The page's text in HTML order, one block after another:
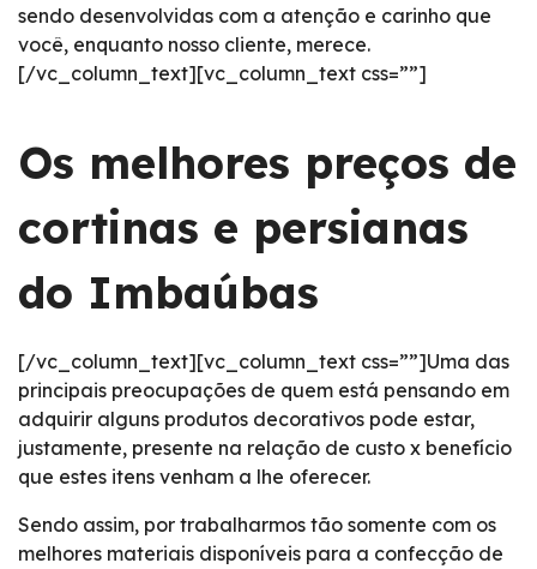
sendo desenvolvidas com a atenção e carinho que
você, enquanto nosso cliente, merece.
[/vc_column_text][vc_column_text css=””]
Os melhores preços de
cortinas e persianas
do Imbaúbas
[/vc_column_text][vc_column_text css=””]Uma das
principais preocupações de quem está pensando em
adquirir alguns produtos decorativos pode estar,
justamente, presente na relação de custo x benefício
que estes itens venham a lhe oferecer.
Sendo assim, por trabalharmos tão somente com os
melhores materiais disponíveis para a confecção de